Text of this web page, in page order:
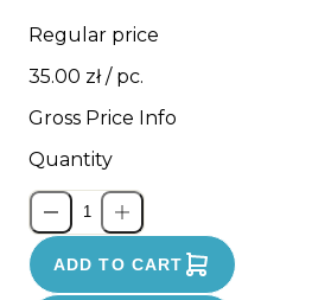
Regular price
35.00 zł/ pc.
Gross Price Info
Quantity
ADD TO CART